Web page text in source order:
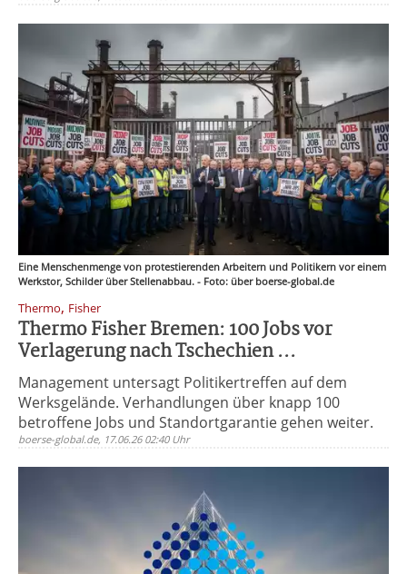
Eine Menschenmenge von protestierenden Arbeitern und Politikern vor einem
Werkstor, Schilder über Stellenabbau. - Foto: über boerse-global.de
Thermo, Fisher
Thermo Fisher Bremen: 100 Jobs vor
Verlagerung nach Tschechien ...
Management untersagt Politikertreffen auf dem
Werksgelände. Verhandlungen über knapp 100
betroffene Jobs und Standortgarantie gehen weiter.
boerse-global.de, 17.06.26 02:40 Uhr